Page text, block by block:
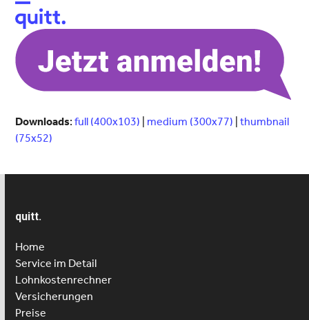
Open
mobile
menu
Close
mobile
menu
Downloads:full (400x103) medium (300x77) |thumbnail
(75x52)
quitt.
Home
Service im Detail
Lohnkostenrechner
Versicherungen
Preise